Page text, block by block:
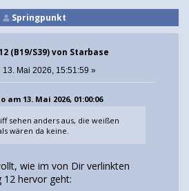
Springpunkt
(B19/S39) von Starbase
13. Mai 2026, 15:51:59 »
13. Mai 2026, 01:00:06
sehen anders aus, die weißen
wären da keine.
wie im von Dir verlinkten
12 hervor geht: